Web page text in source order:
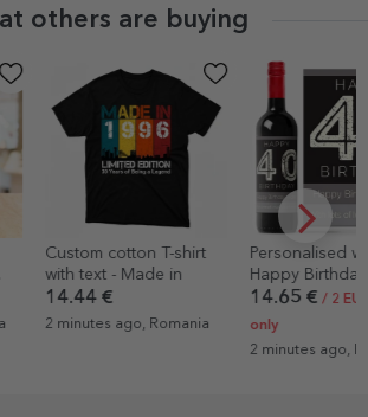
others are buying
Personalised wine -
Happy Birthday
14.65 €
only
Custom
with your
graphic
14.44 €
6 minutes